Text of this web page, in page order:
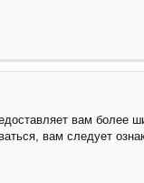
вам более
вам следует